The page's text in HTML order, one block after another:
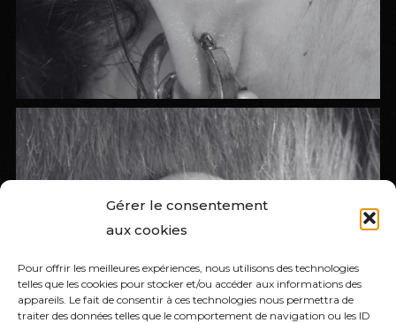
Gérer le consentement
aux cookies
Pour offrir les meilleures expériences, nous utilisons des technologies
telles que les cookies pour stocker et/ou accéder aux informations des
appareils. Le fait de consentir à ces technologies nous permettra de
traiter des données telles que le comportement de navigation ou les ID